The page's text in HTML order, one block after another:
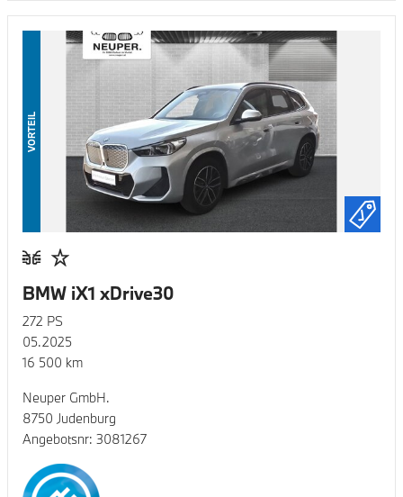
VORTEIL
BMW iX1 xDrive30
272 PS
05.2025
16 500 km
Neuper GmbH.
8750 Judenburg
Angebotsnr: 3081267